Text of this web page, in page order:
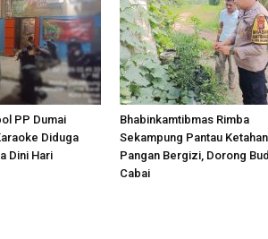
PP Dumai
Diduga
Dini Hari
Bhabinkamtibmas Rimba
Sekampung Pantau
Pangan Bergizi, Dorong
Cabai